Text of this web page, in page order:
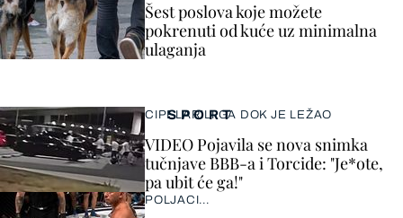
SPORT
CIPELARILI GA DOK JE LEŽAO
VIDEO Pojavila se nova snimka
tučnjave BBB-a i Torcide: "Je*ote,
pa ubit će ga!"
POLJACI...
Šest poslova koje možete
pokrenuti od kuće uz minimalna
ulaganja